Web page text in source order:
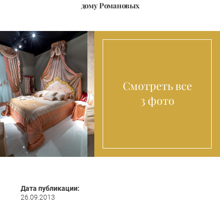
дому Романовых
Смотреть все
3 фото
Дата публикации:
26.09.2013